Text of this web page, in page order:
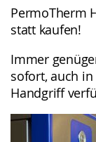
PermoTherm
statt kaufen!
Immer
sofort, auch
Handgriff